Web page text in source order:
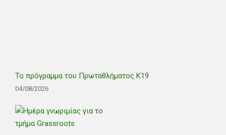
Το πρόγραμμα του Πρωταθλήματος Κ19
04/08/2026